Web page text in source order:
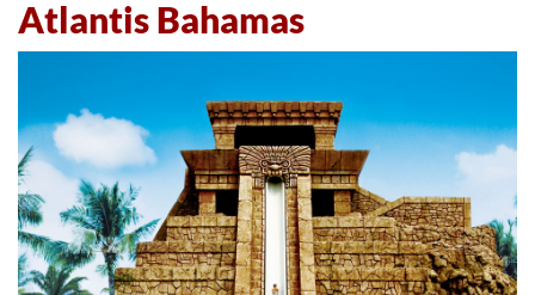
Atlantis Bahamas